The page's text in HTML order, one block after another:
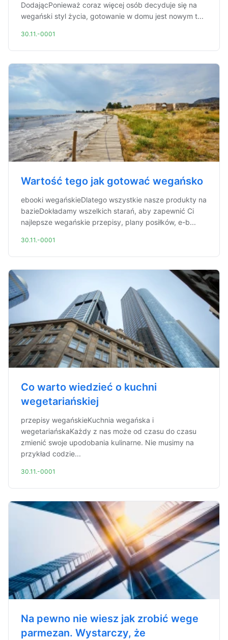
DodającPonieważ coraz więcej osób decyduje się na
wegański styl życia, gotowanie w domu jest nowym t...
30.11.-0001
Wartość tego jak gotować wegańsko
ebooki wegańskieDlatego wszystkie nasze produkty na
bazieDokładamy wszelkich starań, aby zapewnić Ci
najlepsze wegańskie przepisy, plany posiłków, e-b...
30.11.-0001
Co warto wiedzieć o kuchni
wegetariańskiej
przepisy wegańskieKuchnia wegańska i
wegetariańskaKażdy z nas może od czasu do czasu
zmienić swoje upodobania kulinarne. Nie musimy na
przykład codzie...
30.11.-0001
Na pewno nie wiesz jak zrobić wege
parmezan. Wystarczy, że